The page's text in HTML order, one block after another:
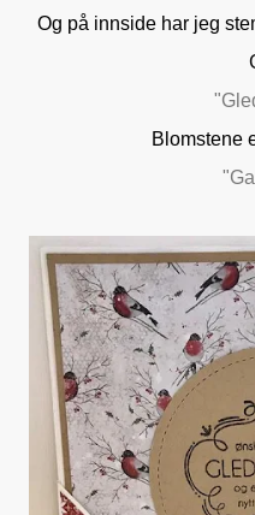
Og på innside har jeg
Blomstene